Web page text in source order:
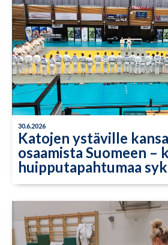
30.6.2026
Katojen ystäville
osaamista Suomeen –
huipputapahtumaa